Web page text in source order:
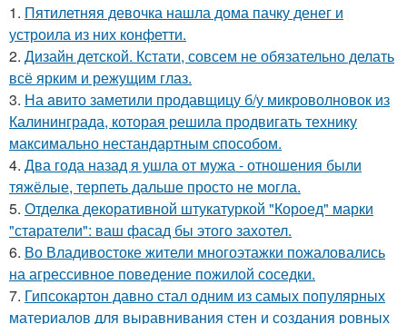
1. Пятилетняя девочка нашла дома пачку денег и
устроила из них конфетти.
2. Дизайн детской. Кстати, совсем не обязательно делать
всё ярким и режущим глаз.
3. На aвито заметили продавщицу б/у микроволновок из
Калининграда, которая решила продвигать технику
максимально нестандартным cпособом.
4. Два года назад я ушла от мужа - отношения были
тяжёлые, терпеть дальше просто не могла.
5. Отделка декоративной штукатуркой "Короед" марки
"старатели": ваш фасад бы этого захотел.
6. Во Владивостоке жители многоэтажки пожаловались
на агрессивное поведение пожилой соседки.
7. Гипсокартон давно стал одним из самых популярных
материалов для выравнивания стен и создания ровных